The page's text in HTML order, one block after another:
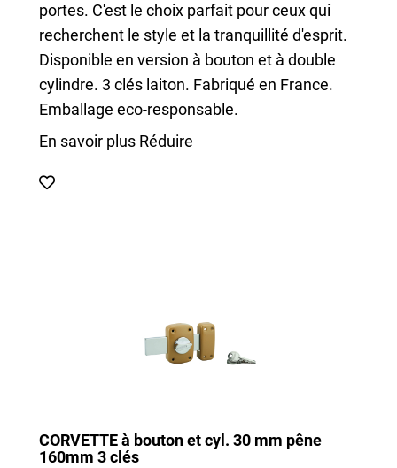
portes. C'est le choix parfait pour ceux qui
recherchent le style et la tranquillité d'esprit.
Disponible en version à bouton et à double
cylindre. 3 clés laiton. Fabriqué en France.
Emballage eco-responsable.
En savoir plus Réduire
CORVETTE à bouton et cyl. 30 mm pêne
160mm 3 clés